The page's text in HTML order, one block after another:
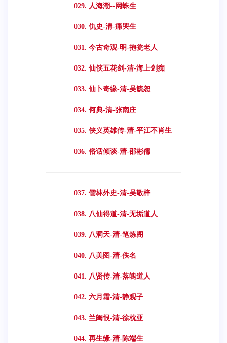
029. 人海潮--网蛛生
030. 仇史-清-痛哭生
031. 今古奇观-明-抱瓮老人
032. 仙侠五花剑-清-海上剑痴
033. 仙卜奇缘-清-吴毓恕
034. 何典-清-张南庄
035. 侠义英雄传-清-平江不肖生
036. 俗话倾谈-清-邵彬儒
037. 儒林外史-清-吴敬梓
038. 八仙得道-清-无垢道人
039. 八洞天-清-笔炼阁
040. 八美图-清-佚名
041. 八贤传-清-落魄道人
042. 六月霜-清-静观子
043. 兰闺恨-清-徐枕亚
044. 再生缘-清-陈端生